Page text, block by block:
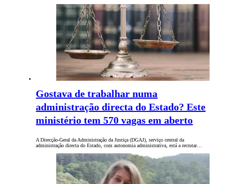
Gostava de trabalhar numa
administração directa do Estado? Este
ministério tem 570 vagas em aberto
A Direcção-Geral da Administração da Justiça (DGAJ), serviço central da
administração directa do Estado, com autonomia administrativa, está a recrutar…